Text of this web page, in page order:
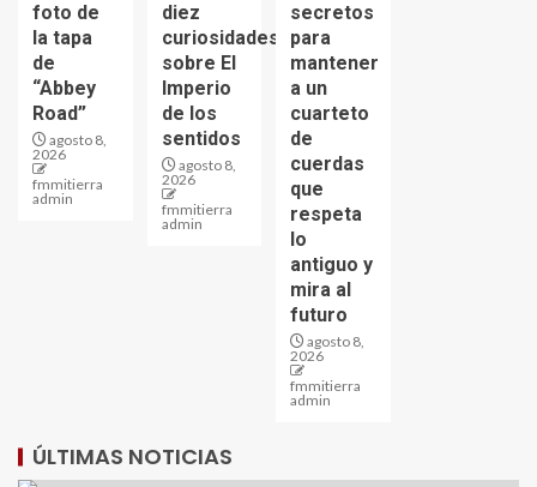
foto de
la tapa
de
“Abbey
Road”
agosto 8,
2026
fmmitierra
admin
diez
curiosidades
sobre El
Imperio
de los
sentidos
agosto 8,
2026
fmmitierra
admin
secretos
para
mantener
a un
cuarteto
de
cuerdas
que
respeta
lo
antiguo y
mira al
futuro
agosto 8,
2026
fmmitierra
admin
ÚLTIMAS NOTICIAS